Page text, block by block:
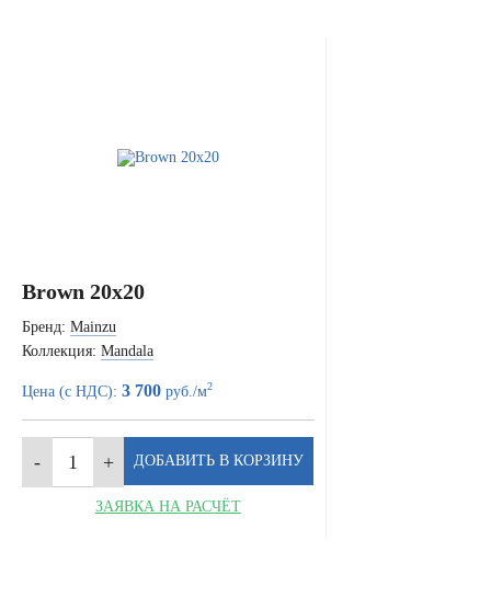
Brown 20x20
Бренд: Mainzu
Коллекция: Mandala
Цена (с НДС): 3 700 руб./м2
ЗАЯВКА НА РАСЧЁТ